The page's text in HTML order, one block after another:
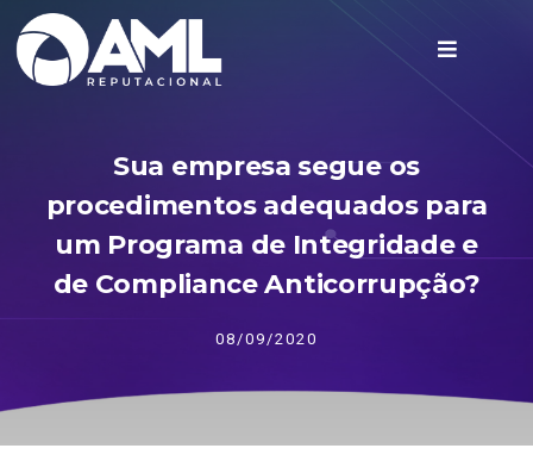
Sua empresa segue os
procedimentos adequados para
um Programa de Integridade e
de Compliance Anticorrupção?
08/09/2020